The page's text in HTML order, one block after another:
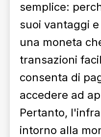
semplice:
suoi vantaggi
una moneta
transazioni
consenta di
accedere ad
Pertanto,
intorno alla